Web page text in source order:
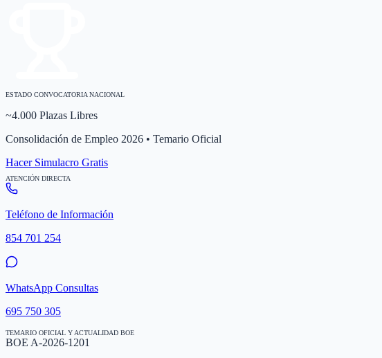
ESTADO CONVOCATORIA NACIONAL
~4.000 Plazas Libres
Consolidación de Empleo 2026 • Temario Oficial
Hacer Simulacro Gratis
ATENCIÓN DIRECTA
Teléfono de Información
854 701 254
WhatsApp Consultas
695 750 305
TEMARIO OFICIAL Y ACTUALIDAD BOE
BOE A-2026-1201